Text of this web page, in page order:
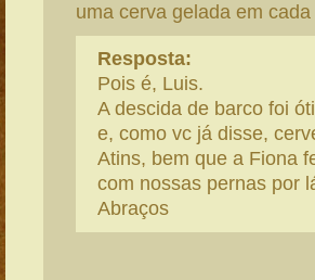
uma cerva gelada em
Resposta:
Pois é, Luis.
A descida de barco foi
e, como vc já disse,
Atins, bem que a Fiona
com nossas pernas por
Abraços